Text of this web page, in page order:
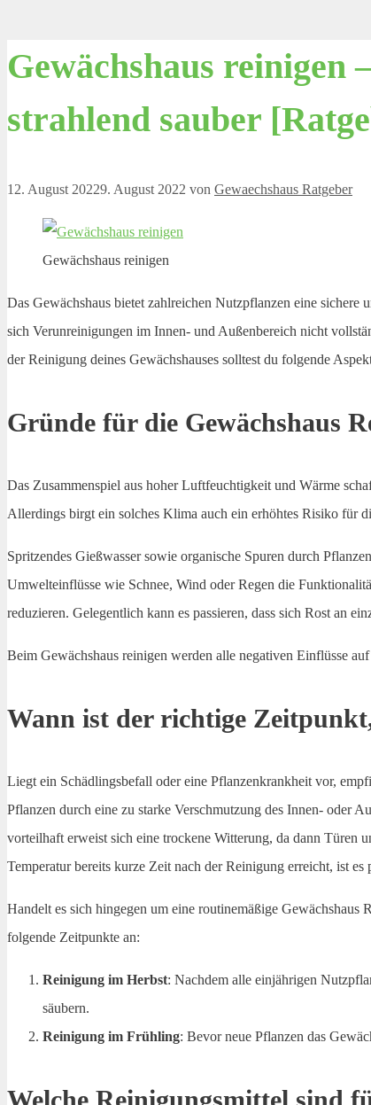
Gewächshaus reinigen
strahlend sauber
12. August 20229. August 2022 von Gewaechshaus Ratgeber
Gewächshaus reinigen
Das Gewächshaus bietet zahlreichen Nutzpflanzen eine
sich Verunreinigungen im Innen- und Außenbereich nicht
der Reinigung deines Gewächshauses solltest du folgende
Gründe für die Gewächshaus
Das Zusammenspiel aus hoher Luftfeuchtigkeit und Wärme
Allerdings birgt ein solches Klima auch ein erhöhtes Risiko für
Spritzendes Gießwasser sowie organische Spuren durch
Umwelteinflüsse wie Schnee, Wind oder Regen die
reduzieren. Gelegentlich kann es passieren, dass sich Rost an
Beim Gewächshaus reinigen werden alle negativen Einflüsse
Wann ist der richtige
Liegt ein Schädlingsbefall oder eine Pflanzenkrankheit vor,
Pflanzen durch eine zu starke Verschmutzung des Innen- oder
vorteilhaft erweist sich eine trockene Witterung, da dann Türen
Temperatur bereits kurze Zeit nach der Reinigung erreicht, ist
Handelt es sich hingegen um eine routinemäßige
folgende Zeitpunkte an:
Reinigung im Herbst: Nachdem alle einjährigen
säubern.
Reinigung im Frühling: Bevor neue Pflanzen das
Welche Reinigungsmittel sind